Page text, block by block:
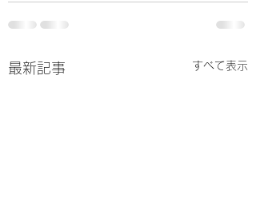
最新記事 すべて表示